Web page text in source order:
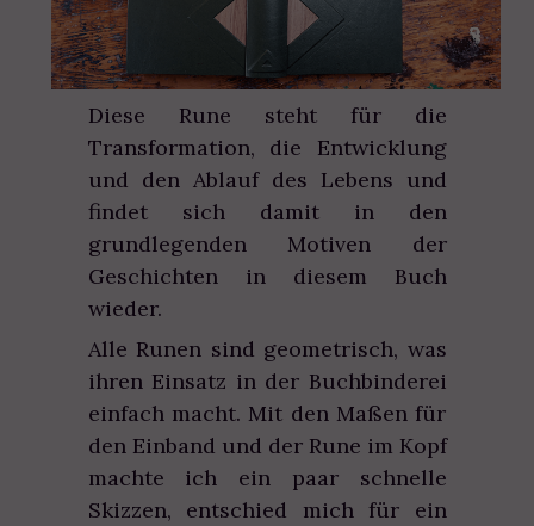
Diese Rune steht für die
Transformation, die Entwicklung
und den Ablauf des Lebens und
findet sich damit in den
grundlegenden Motiven der
Geschichten in diesem Buch
wieder.
Alle Runen sind geometrisch, was
ihren Einsatz in der Buchbinderei
einfach macht. Mit den Maßen für
den Einband und der Rune im Kopf
machte ich ein paar schnelle
Skizzen, entschied mich für ein